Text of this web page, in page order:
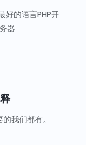
好的语言PHP开
器
我们都有。